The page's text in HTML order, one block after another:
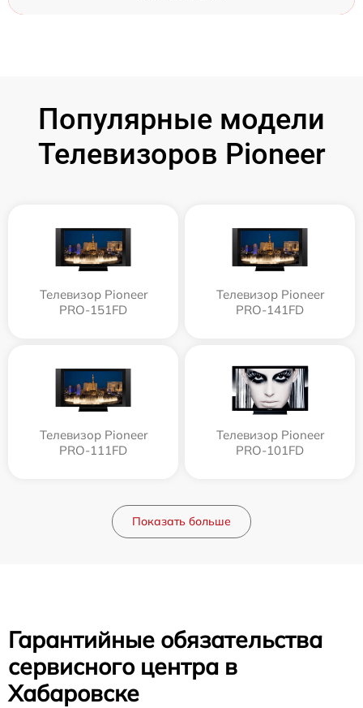
Популярные модели
Телевизоров Pioneer
Телевизор Pioneer
PRO-151FD
Телевизор Pioneer
PRO-141FD
Телевизор Pioneer
PRO-111FD
Телевизор Pioneer
PRO-101FD
Показать больше
Гарантийные обязательства
сервисного центра в
Хабаровске